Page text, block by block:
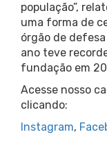
população”,
uma forma de
órgão de
ano teve
fundação em
Acesse nosso
clicando:
Instagram,